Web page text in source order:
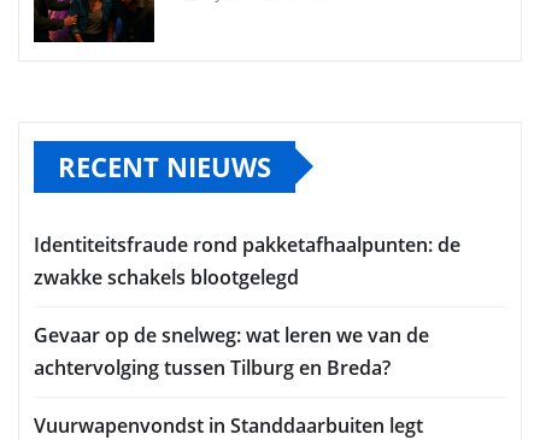
RECENT NIEUWS
Identiteitsfraude rond pakketafhaalpunten: de
zwakke schakels blootgelegd
Gevaar op de snelweg: wat leren we van de
achtervolging tussen Tilburg en Breda?
Vuurwapenvondst in Standdaarbuiten legt